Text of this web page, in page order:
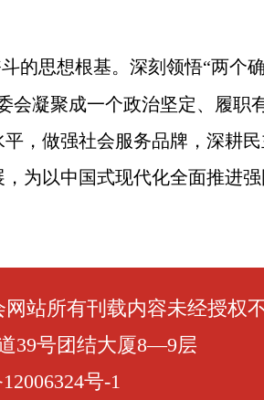
的思想根基。深刻领悟“两个
凝聚成一个政治坚定、履职
平 ，做强社会服务品牌 ， 深耕
，为以中国式现代化全面推进
站所有刊载内容未经授权
39号团结大厦8—9层
号-1